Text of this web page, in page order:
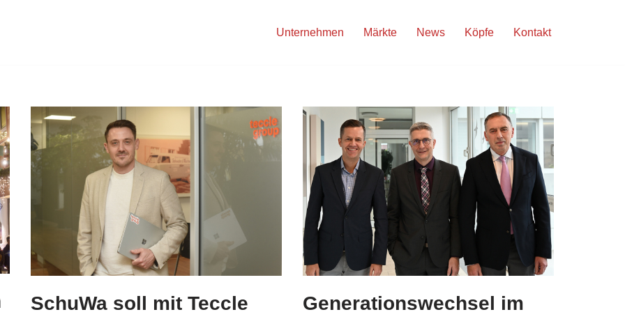
Unternehmen Märkte News Köpfe Kontakt
SchuWa soll mit Teccle
Generationswechsel im